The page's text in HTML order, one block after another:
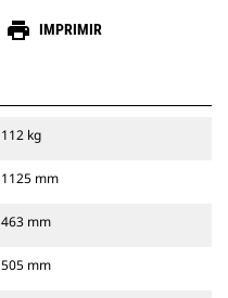
print IMPRIMIR
112 kg
1125 mm
463 mm
505 mm